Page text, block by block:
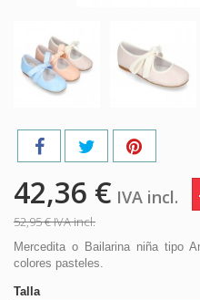
42,36 € IVA incl.
52,95 €IVA incl.
Mercedita o Bailarina niña tipo
colores pasteles.
Talla